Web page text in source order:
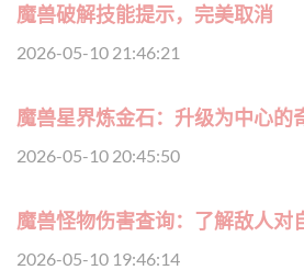
魔兽破解技能提示，完美取消
2026-05-10 21:46:21
魔兽星界炼金石：升级为中心的
2026-05-10 20:45:50
魔兽怪物伤害查询：了解敌人对
2026-05-10 19:46:14